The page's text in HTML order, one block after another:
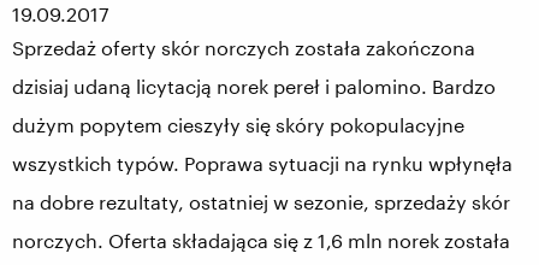
19.09.2017
Sprzedaż oferty skór norczych została zakończona
dzisiaj udaną licytacją norek pereł i palomino. Bardzo
dużym popytem cieszyły się skóry pokopulacyjne
wszystkich typów. Poprawa sytuacji na rynku wpłynęła
na dobre rezultaty, ostatniej w sezonie, sprzedaży skór
norczych. Oferta składająca się z 1,6 mln norek została